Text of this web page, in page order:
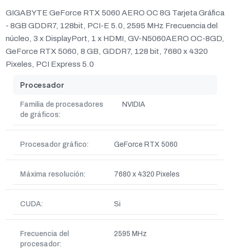
GIGABYTE GeForce RTX 5060 AERO OC 8G Tarjeta Gráfica
- 8GB GDDR7, 128bit, PCI-E 5.0, 2595 MHz Frecuencia del
núcleo, 3 x DisplayPort, 1 x HDMI, GV-N5060AERO OC-8GD,
GeForce RTX 5060, 8 GB, GDDR7, 128 bit, 7680 x 4320
Pixeles, PCI Express 5.0
Procesador
Familia de procesadores
de gráficos:
NVIDIA
Procesador gráfico: GeForce RTX 5060
Máxima resolución: 7680 x 4320 Pixeles
CUDA: Si
Frecuencia del
procesador:
2595 MHz